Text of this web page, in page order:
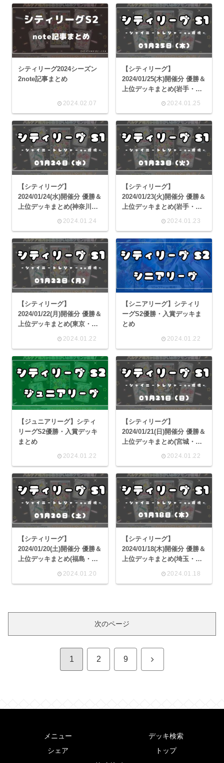
シティリーグ2024シーズン
2note記事まとめ
2024.02.07
【シティリーグ】
2024/01/25(木)開催分 優勝＆
上位デッキまとめ(岩手・神
奈川・滋賀・大阪)
2024.01.25
【シティリーグ】
2024/01/24(水)開催分 優勝＆
上位デッキまとめ(神奈川・
2024.01.24
【シティリーグ】
2024/01/23(火)開催分 優勝＆
上位デッキまとめ(岩手・神
2024.01.23
【シティリーグ】
2024/01/22(月)開催分 優勝＆
上位デッキまとめ(東京・神
2024.01.22
【シニアリーグ】シティリ
ーグS2優勝・入賞デッキま
とめ
2024.01.22
【ジュニアリーグ】シティ
リーグS2優勝・入賞デッキ
まとめ
2024.01.22
【シティリーグ】
2024/01/21(日)開催分 優勝＆
上位デッキまとめ(宮城・栃
広島・山口・徳島・愛媛・
佐賀・宮崎・鹿児島)
2024.01.22
【シティリーグ】
2024/01/20(土)開催分 優勝＆
上位デッキまとめ(福島・群
2024.01.20
【シティリーグ】
2024/01/18(木)開催分 優勝＆
上位デッキまとめ(埼玉・東
2024.01.18
次のページ
1 2 9 次
メニュー
デッキ検索
シェア
トップ